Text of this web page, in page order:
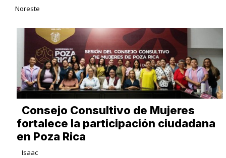
Noreste
Consejo Consultivo de Mujeres
fortalece la participación ciudadana
en Poza Rica
Isaac